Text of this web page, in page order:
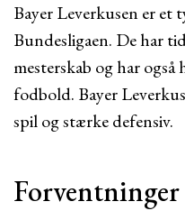
Bayer Leverkusen er et
Bundesligaen. De har
mesterskab og har
fodbold. Bayer
spil og stærke defensiv.